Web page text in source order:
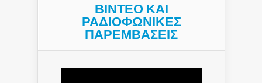
ΒΙΝΤΕΟ ΚΑΙ
ΡΑΔΙΟΦΩΝΙΚΕΣ
ΠΑΡΕΜΒΑΣΕΙΣ